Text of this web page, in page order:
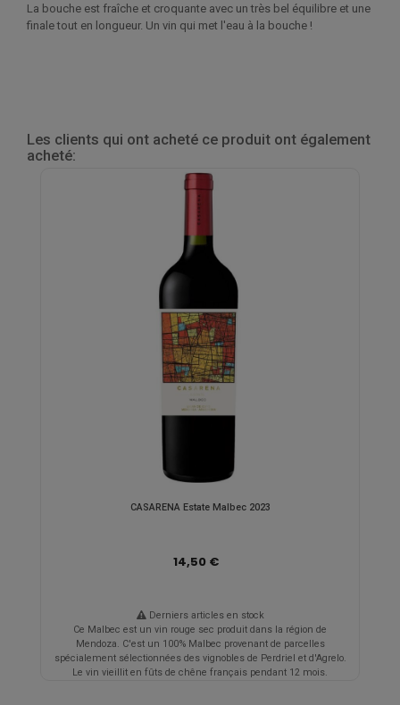
La bouche est fraîche et croquante avec un très bel équilibre et une
finale tout en longueur. Un vin qui met l'eau à la bouche !
Les clients qui ont acheté ce produit ont également
acheté:
CASARENA Estate Malbec 2023
14,50 €
Derniers articles en stock
Ce Malbec est un vin rouge sec produit dans la région de
Mendoza. C'est un 100% Malbec provenant de parcelles
spécialement sélectionnées des vignobles de Perdriel et d'Agrelo.
Le vin vieillit en fûts de chêne français pendant 12 mois.